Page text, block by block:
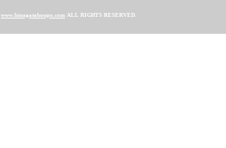
www.hinagatahonpo.com ALL RIGHTS RESERVED.